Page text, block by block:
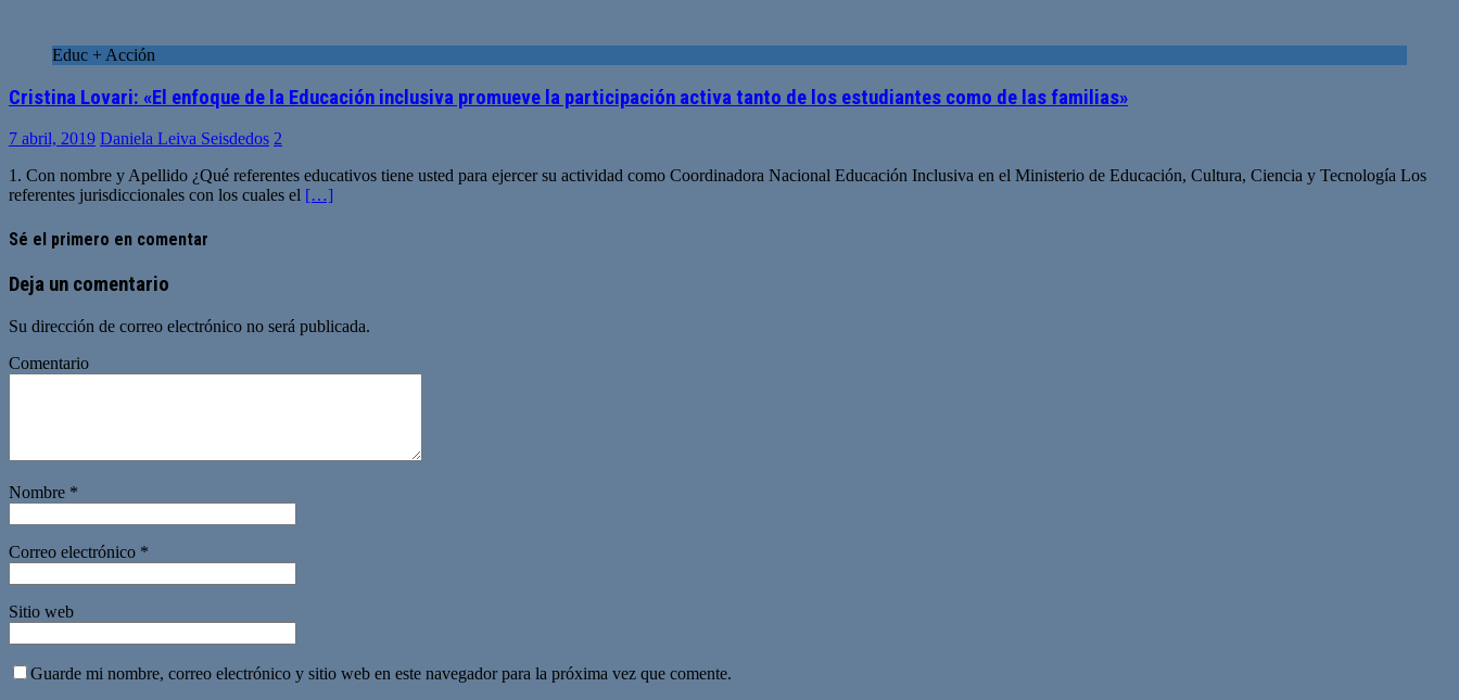
Educ + Acción
Cristina Lovari: «El enfoque de la Educación inclusiva promueve la participación activa tanto de los estudiantes como de las familias»
7 abril, 2019 Daniela Leiva Seisdedos 2
1. Con nombre y Apellido ¿Qué referentes educativos tiene usted para ejercer su actividad como Coordinadora Nacional Educación Inclusiva en el Ministerio de Educación, Cultura, Ciencia y Tecnología Los
referentes jurisdiccionales con los cuales el […]
Sé el primero en comentar
Deja un comentario
Su dirección de correo electrónico no será publicada.
Comentario
Nombre *
Correo electrónico *
Sitio web
Guarde mi nombre, correo electrónico y sitio web en este navegador para la próxima vez que comente.